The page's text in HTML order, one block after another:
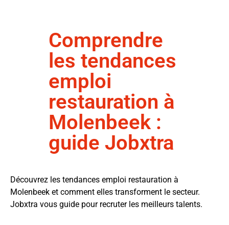
Comprendre
les tendances
emploi
restauration à
Molenbeek :
guide Jobxtra
Découvrez les tendances emploi restauration à
Molenbeek et comment elles transforment le secteur.
Jobxtra vous guide pour recruter les meilleurs talents.